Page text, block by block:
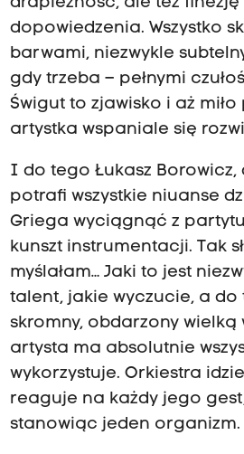
dopowiedzenia. Wszystko
barwami, niezwykle
gdy trzeba – pełnymi
Świgut to zjawisko i aż
artystka wspaniale się
I do tego Łukasz
potrafi wszystkie niuanse
Griega wyciągnąć z
kunszt instrumentacji. Tak
myślałam… Jaki to jest
talent, jakie wyczucie, a
skromny, obdarzony wielką
artysta ma absolutnie
wykorzystuje. Orkiestra
reaguje na każdy jego
stanowiąc jeden organizm.